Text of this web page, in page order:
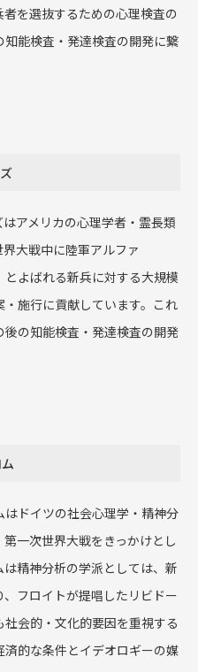
を選抜するための心理検査の
能検査・発達検査の開発に繋
アメリカの心理学者・霊長類
大戦中に陸軍アルファ
とよばれる新兵に対する大規模
施行に貢献しています。これ
の知能検査・発達検査の開発
ドイツの社会心理学・精神分
一次世界大戦をきっかけとし
精神分析の学派としては、新
フロイトが提唱したリビドー
会的・文化的要因を重視する
的な条件とイデオロギーの媒